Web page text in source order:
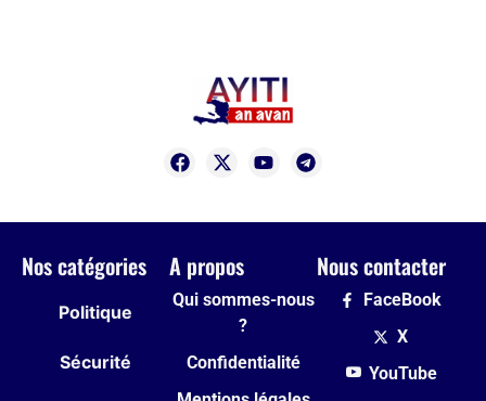
Nos catégories
Politique
Sécurité
A propos
Qui sommes-nous
?
Confidentialité
Nous contacter
FaceBook
X
YouTube